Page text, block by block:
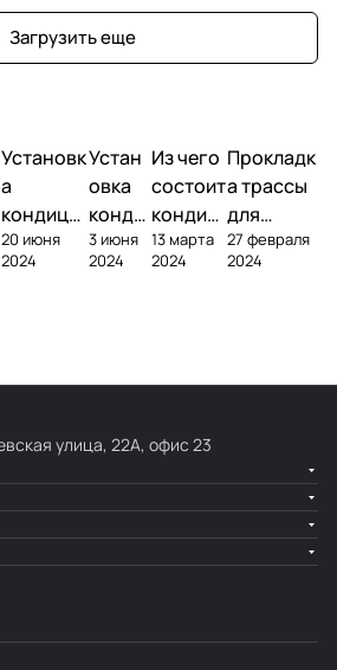
Загрузить еще
Установк
а
кондици
онера на
фасаде
20 июня
2024
Устан
овка
конди
ционе
ра
3 июня
2024
Из чего
состоит
кондиц
ионер?
13 марта
2024
Прокладк
а трассы
для
кондицио
нера
27 февраля
2024
улица, 22А, офис 23